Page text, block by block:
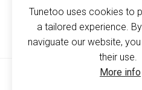
Tunetoo uses cookies to
a tailored experience.
naviguate our website,
their use.
More info